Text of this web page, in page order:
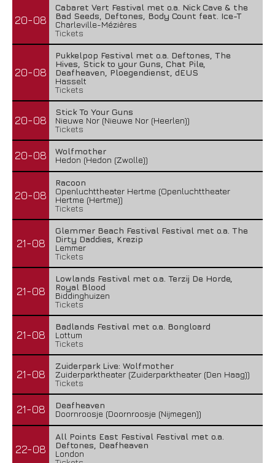
20-08
Cabaret Vert Festival met o.a. Nick Cave & the
Bad Seeds, Deftones, Body Count feat. Ice-T
Charleville-Mézières
Tickets
20-08
Pukkelpop Festival met o.a. Deftones, The
Hives, Stick to your Guns, Chat Pile,
Deafheaven, Ploegendienst, dEUS
Hasselt
Tickets
20-08
Stick To Your Guns
Nieuwe Nor (Nieuwe Nor (Heerlen))
Tickets
20-08
Wolfmother
Hedon (Hedon (Zwolle))
20-08
Racoon
Openluchttheater Hertme (Openluchttheater
Hertme (Hertme))
Tickets
21-08
Glemmer Beach Festival Festival met o.a. The
Dirty Daddies, Krezip
Lemmer
Tickets
21-08
Lowlands Festival met o.a. Terzij De Horde,
Royal Blood
Biddinghuizen
Tickets
21-08
Badlands Festival met o.a. Bongloard
Lottum
Tickets
21-08
Zuiderpark Live: Wolfmother
Zuiderparktheater (Zuiderparktheater (Den Haag))
Tickets
21-08
Deafheaven
Doornroosje (Doornroosje (Nijmegen))
22-08
All Points East Festival Festival met o.a.
Deftones, Deafheaven
London